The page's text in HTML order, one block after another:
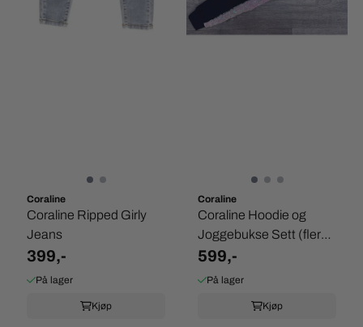
Coraline
Coraline Ripped Girly
Jeans
399,-
På lager
Kjøp
Coraline
Coraline Hoodie og
Joggebukse Sett (flere
farger)
599,-
På lager
Kjøp